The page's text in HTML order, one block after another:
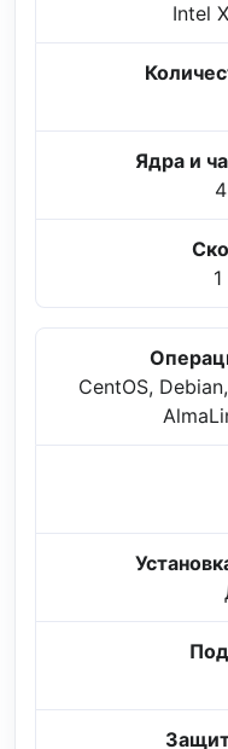
Intel
Ядра и
CentOS,